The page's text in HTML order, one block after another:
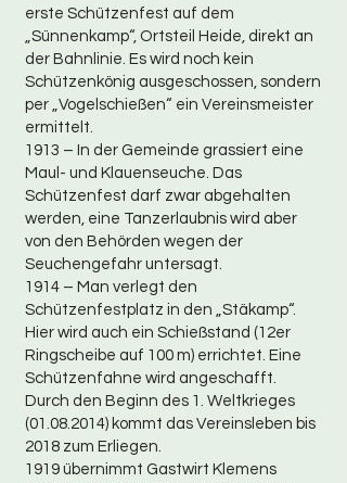
erste Schützenfest auf dem
„Sünnenkamp“, Ortsteil Heide, direkt an
der Bahnlinie. Es wird noch kein
Schützenkönig ausgeschossen, sondern
per „Vogelschießen“ ein Vereinsmeister
ermittelt.
1913 – In der Gemeinde grassiert eine
Maul- und Klauenseuche. Das
Schützenfest darf zwar abgehalten
werden, eine Tanzerlaubnis wird aber
von den Behörden wegen der
Seuchengefahr untersagt.
1914 – Man verlegt den
Schützenfestplatz in den „Stäkamp“.
Hier wird auch ein Schießstand (12er
Ringscheibe auf 100 m) errichtet. Eine
Schützenfahne wird angeschafft.
Durch den Beginn des 1. Weltkrieges
(01.08.2014) kommt das Vereinsleben bis
2018 zum Erliegen.
1919 übernimmt Gastwirt Klemens